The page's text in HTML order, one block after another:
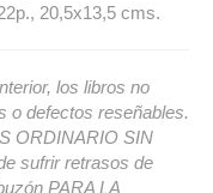
20,5x13,5 cms.
los libros no
o defectos reseñables.
ORDINARIO SIN
sufrir retrasos de
PARA LA